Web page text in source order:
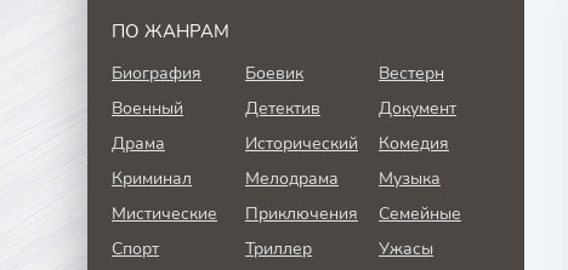
ПО ЖАНРАМ
Биография Боевик
Вестерн
Военный
Детектив
Документ
Драма
Исторический
Комедия
Криминал
Мелодрама
Музыка
Мистические
Приключения
Семейные
Спорт
Триллер
Ужасы